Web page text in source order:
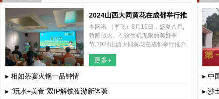
2024山西大同黄花在成都举行推
介会
本网讯 （李飞）8月15日，盛夏八月,
骄阳似火。在这生机无限的美好季
节,2024山西大同黄花在成都举行推介
会，山西大同云州区区委、区政府和
四川省、成都市、相关部门负责人、
更多+
▸ 相如茶宴火锅一品钟情
▸ “玩水+美食”双IP解锁夜游新体验
▸ 中
▸ 沙